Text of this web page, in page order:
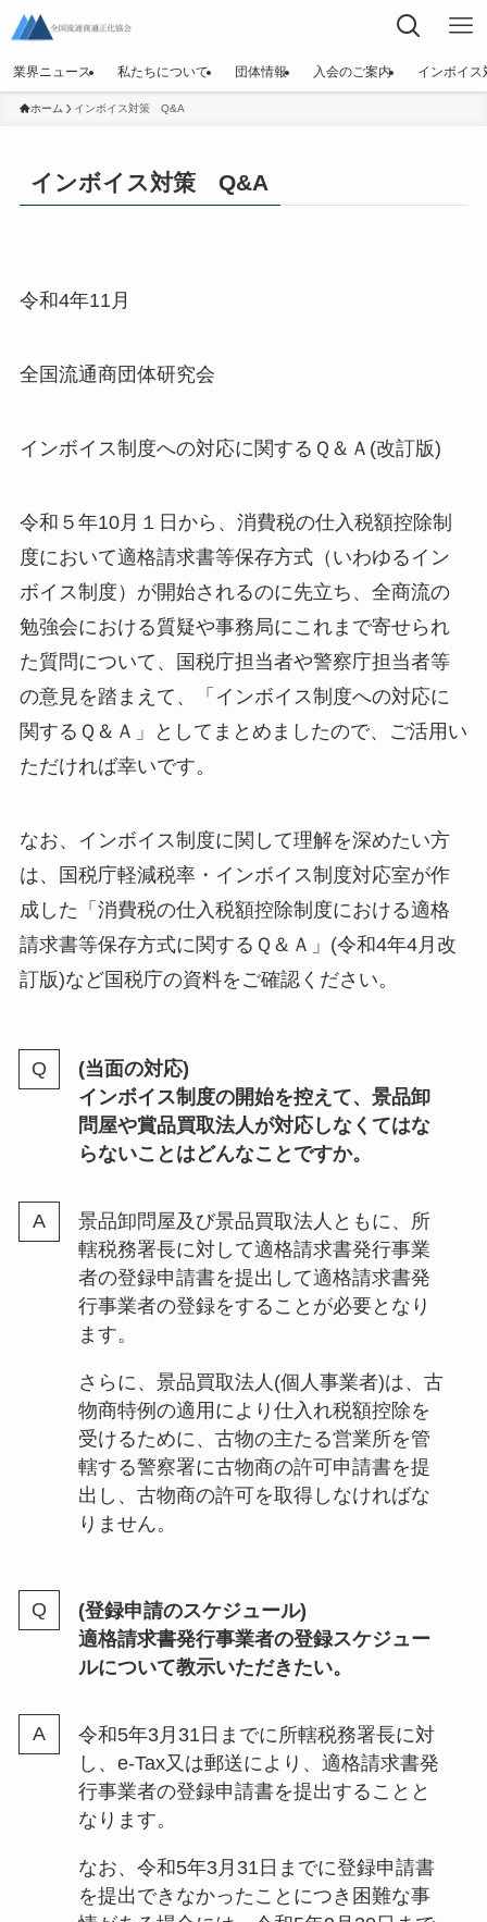
業界ニュース 私たちについて 団体情報 入会のご案内 インボイス
ホーム インボイス対策 Q&A
インボイス対策 Q&A
令和4年11月
全国流通商団体研究会
インボイス制度への対応に関するＱ＆Ａ(改訂版)
令和５年10月１日から、消費税の仕入税額控除制
度において適格請求書等保存方式（いわゆるイン
ボイス制度）が開始されるのに先立ち、全商流の
勉強会における質疑や事務局にこれまで寄せられ
た質問について、国税庁担当者や警察庁担当者等
の意見を踏まえて、「インボイス制度への対応に
関するＱ＆Ａ」としてまとめましたので、ご活用い
ただければ幸いです。
なお、インボイス制度に関して理解を深めたい方
は、国税庁軽減税率・インボイス制度対応室が作
成した「消費税の仕入税額控除制度における適格
請求書等保存方式に関するＱ＆Ａ」(令和4年4月改
訂版)など国税庁の資料をご確認ください。
(当面の対応)
インボイス制度の開始を控えて、景品卸
問屋や賞品買取法人が対応しなくてはな
らないことはどんなことですか。
景品卸問屋及び景品買取法人ともに、所
轄税務署長に対して適格請求書発行事業
者の登録申請書を提出して適格請求書発
行事業者の登録をすることが必要となり
ます。
さらに、景品買取法人(個人事業者)は、古
物商特例の適用により仕入れ税額控除を
受けるために、古物の主たる営業所を管
轄する警察署に古物商の許可申請書を提
出し、古物商の許可を取得しなければな
りません。
(登録申請のスケジュール)
適格請求書発行事業者の登録スケジュー
ルについて教示いただきたい。
令和5年3月31日までに所轄税務署長に対
し、e-Tax又は郵送により、適格請求書発
行事業者の登録申請書を提出することと
なります。
なお、令和5年3月31日までに登録申請書
を提出できなかったことにつき困難な事